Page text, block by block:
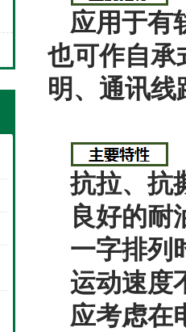
应用于有
也可作自承
明、通讯线
抗拉、抗
良好的耐
一字排列
运动速度
应考虑在